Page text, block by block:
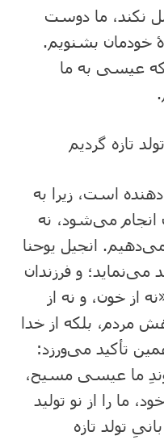
نکند، ما دوست
خودمان بشنویم.
عیسی به ما
دهنده است، زیرا به
انجام می‌شود، نه
انجیل یوحنا
می‌نماید؛ و فرزندان
از خون، و نه از
مردم، بلکه از خدا
تأکید می‌ورزد:
ما عیسی مسیح،
را از نو تولید
۱:‏۳). ما بانیِ تولد تازه